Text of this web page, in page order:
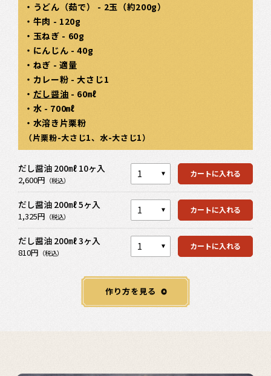
・うどん（茹で） - 2玉（約200g）
・牛肉 - 120g
・玉ねぎ - 60g
・にんじん - 40g
・ねぎ - 適量
・カレー粉 - 大さじ1
・ だし醤油 - 60㎖
・水 - 700㎖
・水溶き片栗粉
（片栗粉-大さじ1、水-大さじ1）
だし醤油 200㎖ 10ヶ入
2,600円 （税込）
カートに入れる
だし醤油 200㎖ 5ヶ入
1,325円 （税込）
カートに入れる
カートを見る
だし醤油 200㎖ 3ヶ入
810円 （税込）
カートに入れる
カートを見る